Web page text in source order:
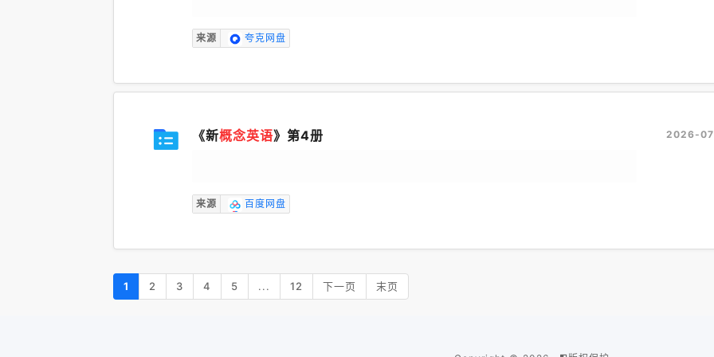
来源 夸克网盘
《新概念英语》第4册
来源 百度网盘
2026-
1 2 3 4 5 ... 12 下一页 末页